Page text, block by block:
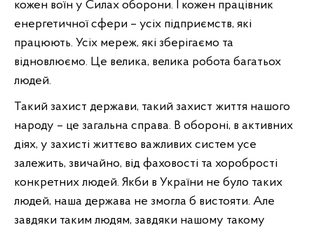
кожен воїн у Силах оборони. І кожен працівник
енергетичної сфери – усіх підприємств, які
працюють. Усіх мереж, які зберігаємо та
відновлюємо. Це велика, велика робота багатьох
людей.
Такий захист держави, такий захист життя нашого
народу – це загальна справа. В обороні, в активних
діях, у захисті життєво важливих систем усе
залежить, звичайно, від фаховості та хоробрості
конкретних людей. Якби в України не було таких
людей, наша держава не змогла б вистояти. Але
завдяки таким людям, завдяки нашому такому